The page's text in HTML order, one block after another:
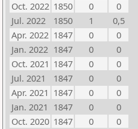
Oct. 2022 1850 0
0
Jul. 2022
1850 1
0,5
Apr. 2022 1847 0
0
Jan. 2022 1847 0
0
Oct. 2021 1847 0
0
Jul. 2021
1847 0
0
Apr. 2021 1847 0
0
Jan. 2021 1847 0
0
Oct. 2020 1847 0
0